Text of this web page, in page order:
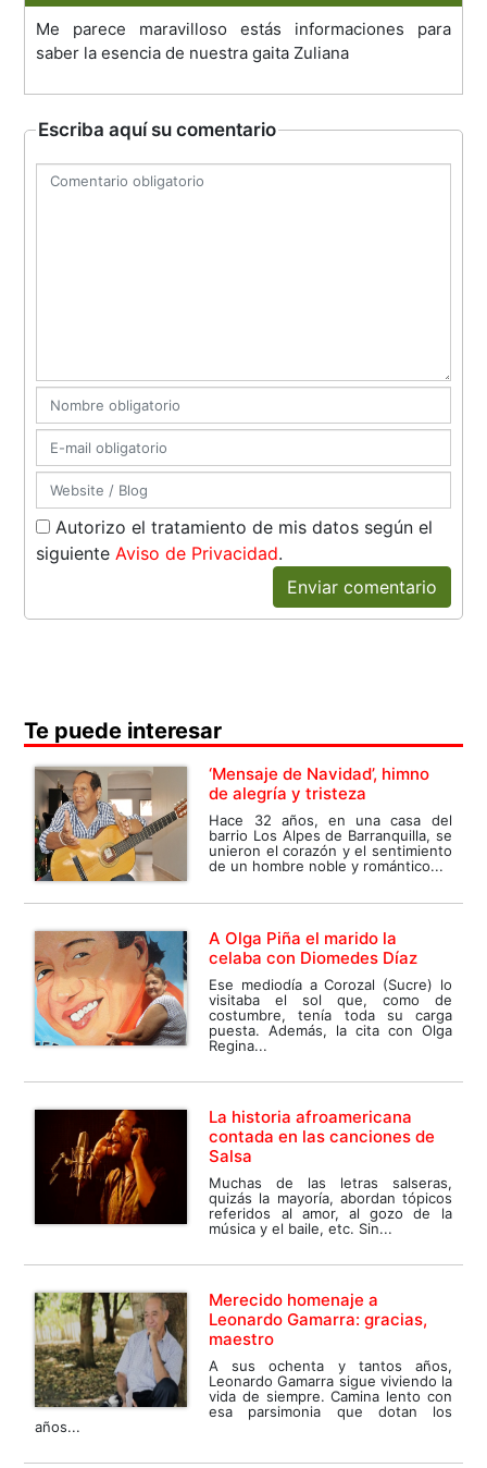
Me parece maravilloso estás informaciones para
saber la esencia de nuestra gaita Zuliana
Escriba aquí su comentario
Autorizo el tratamiento de mis datos según el
siguiente Aviso de Privacidad.
Enviar comentario
Te puede interesar
‘Mensaje de Navidad’, himno
de alegría y tristeza
Hace 32 años, en una casa del
barrio Los Alpes de Barranquilla, se
unieron el corazón y el sentimiento
de un hombre noble y romántico...
A Olga Piña el marido la
celaba con Diomedes Díaz
Ese mediodía a Corozal (Sucre) lo
visitaba el sol que, como de
costumbre, tenía toda su carga
puesta. Además, la cita con Olga
Regina...
La historia afroamericana
contada en las canciones de
Salsa
Muchas de las letras salseras,
quizás la mayoría, abordan tópicos
referidos al amor, al gozo de la
música y el baile, etc. Sin...
Merecido homenaje a
Leonardo Gamarra: gracias,
maestro
A sus ochenta y tantos años,
Leonardo Gamarra sigue viviendo la
vida de siempre. Camina lento con
esa parsimonia que dotan los
años...